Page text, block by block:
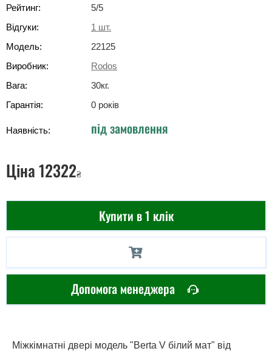
Рейтинг:
5/5
Відгуки:
1 шт.
Модель:
22125
Виробник:
Rodos
Вага:
30кг.
Гарантія:
0 років
Наявність: під замовлення
Ціна12322₴
Купити в 1 клік
Допомога менеджера
Міжкімнатні двері модель "Berta V білий мат" від